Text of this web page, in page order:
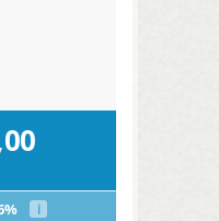
i